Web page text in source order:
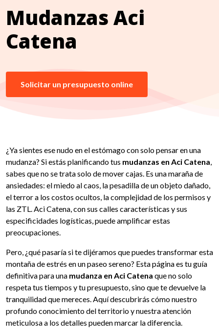
Mudanzas Aci
Catena
Solicitar un presupuesto online
¿Ya sientes ese nudo en el estómago con solo pensar en una
mudanza? Si estás planificando tus mudanzas en Aci Catena,
sabes que no se trata solo de mover cajas. Es una maraña de
ansiedades: el miedo al caos, la pesadilla de un objeto dañado,
el terror a los costos ocultos, la complejidad de los permisos y
las ZTL. Aci Catena, con sus calles características y sus
especificidades logísticas, puede amplificar estas
preocupaciones.
Pero, ¿qué pasaría si te dijéramos que puedes transformar esta
montaña de estrés en un paseo sereno? Esta página es tu guía
definitiva para una mudanza en Aci Catena que no solo
respeta tus tiempos y tu presupuesto, sino que te devuelve la
tranquilidad que mereces. Aquí descubrirás cómo nuestro
profundo conocimiento del territorio y nuestra atención
meticulosa a los detalles pueden marcar la diferencia.